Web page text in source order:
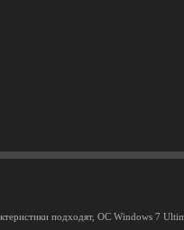
подходят, ОС Windows 7